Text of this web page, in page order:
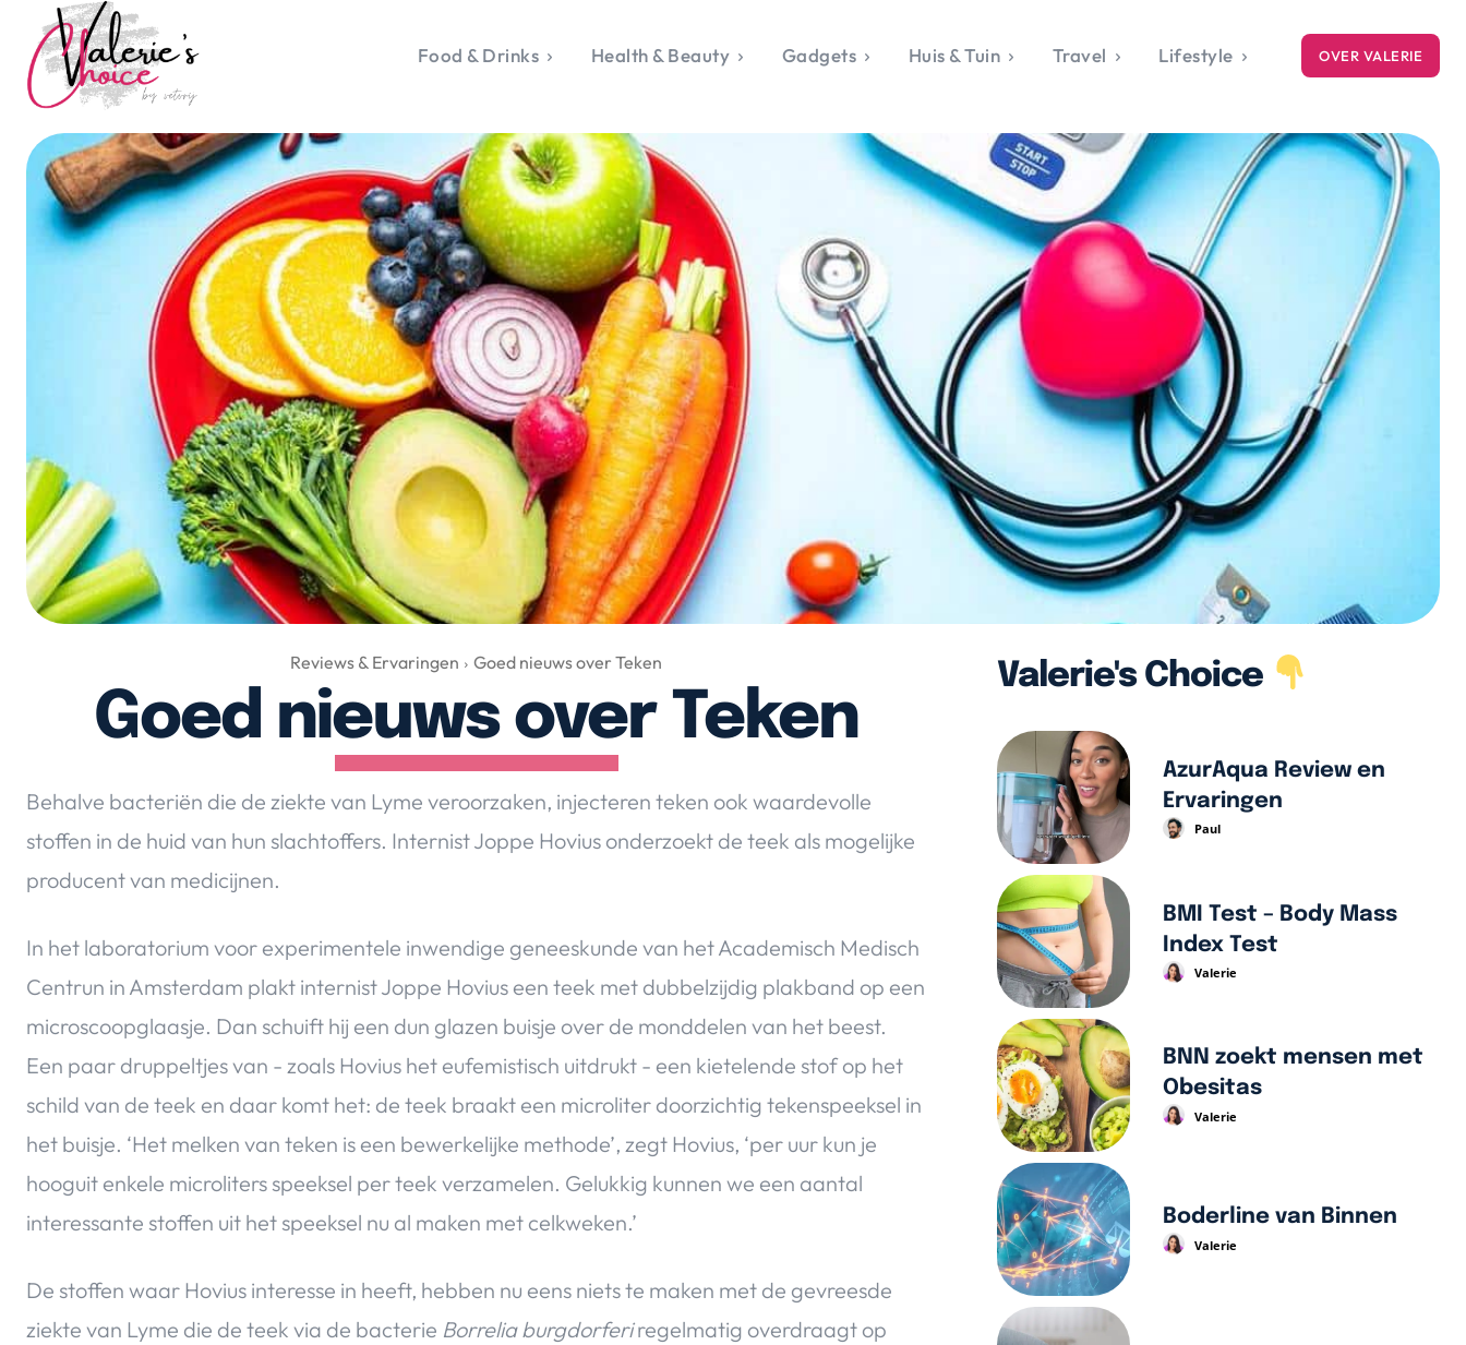
Travel & Culture
Food & Drinks
Happyness & Opmerkelijk
Lifestyle, Sport &
Duurzaamheid
Gadgets & Tech
Top 5 van Valerie
Health & Beauty
Huis & Tuin
Nieuws & Media
Over Valerie
De Top 5
Contact
Food & Drinks
Health & BeautyGadgets
TravelLifestyle
Food & Drinks Health & Beauty Gadgets Huis & Tuin Travel Lifestyle OVER VALERIE
Reviews & Ervaringen Goed nieuws over Teken
Goed nieuws over Teken
Behalve bacteriën die de ziekte van Lyme veroorzaken, injecteren teken ook waardevolle
stoffen in de huid van hun slachtoffers. Internist Joppe Hovius onderzoekt de teek als mogelijke
producent van medicijnen.
In het laboratorium voor experimentele inwendige geneeskunde van het Academisch Medisch
Centrun in Amsterdam plakt internist Joppe Hovius een teek met dubbelzijdig plakband op een
microscoopglaasje. Dan schuift hij een dun glazen buisje over de monddelen van het beest.
Een paar druppeltjes van ­- zoals Hovius het eufemistisch uitdrukt ­- een kietelende stof op het
schild van de teek en daar komt het: de teek braakt een microliter doorzichtig tekenspeeksel in
het buisje. ‘Het melken van teken is een bewerkelijke methode’, zegt Hovius, ‘per uur kun je
hooguit enkele microliters speeksel per teek verzamelen. Gelukkig kunnen we een aantal
interessante stoffen uit het speeksel nu al maken met celkweken.’
De stoffen waar Hovius interesse in heeft, hebben nu eens niets te maken met de gevreesde
ziekte van Lyme die de teek via de bacterie Borrelia burgdorferiregelmatig overdraagt op
Valerie's Choice
AzurAqua Review en
Ervaringen
Paul
BMI Test – Body Mass
Index Test
Valerie
BNN zoekt mensen met
Obesitas
Valerie
Boderline van Binnen
Valerie